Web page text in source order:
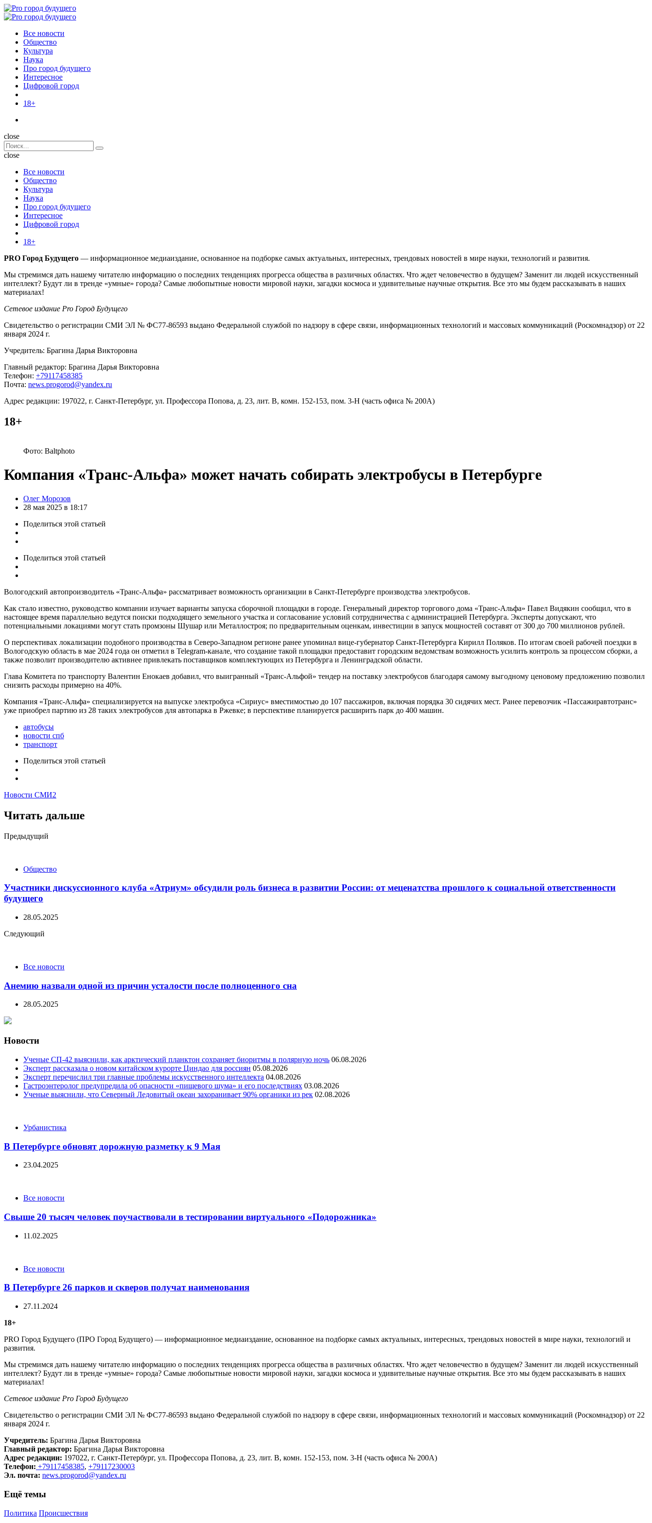
Menu
Поиск
Menu
Pro
Все новости
Общество
Культура
Наука
Про город будущего
Интересное
Цифровой город
18+
Поиск
close
Search
for:
Поиск
close
Все новости
Общество
Культура
Наука
Про город будущего
Интересное
Цифровой город
18+
PRO Город Будущего — информационное медиаиздание, основанное на подборке самых актуальных, интересных, трендовых новостей в мире науки, технологий и развития.
Мы стремимся дать нашему читателю информацию о последних тенденциях прогресса общества в различных областях. Что ждет человечество в будущем? Заменит ли людей искусственный
интеллект? Будут ли в тренде «умные» города? Самые любопытные новости мировой науки, загадки космоса и удивительные научные открытия. Все это мы будем рассказывать в наших
материалах!
Сетевое издание Pro Город Будущего
Свидетельство о регистрации СМИ ЭЛ № ФС77-86593 выдано Федеральной службой по надзору в сфере связи, информационных технологий и массовых коммуникаций (Роскомнадзор) от 22
января 2024 г.
Учредитель: Брагина Дарья Викторовна
Главный редактор: Брагина Дарья Викторовна
Телефон: +79117458385
Почта: news.progorod@yandex.ru
Адрес редакции: 197022, г. Санкт-Петербург, ул. Профессора Попова, д. 23, лит. В, комн. 152-153, пом. 3-Н (часть офиса № 200А)
18+
Фото: Baltphoto
Компания «Транс-Альфа» может начать собирать электробусы в Петербурге
Posted
by
Олег Морозов
28 мая 2025 в 18:17
Поделиться этой статьей
Поделиться этой статьей
Вологодский автопроизводитель «Транс-Альфа» рассматривает возможность организации в Санкт-Петербурге производства электробусов.
Как стало известно, руководство компании изучает варианты запуска сборочной площадки в городе. Генеральный директор торгового дома «Транс-Альфа» Павел Видякин сообщил, что в
настоящее время параллельно ведутся поиски подходящего земельного участка и согласование условий сотрудничества с администрацией Петербурга. Эксперты допускают, что
потенциальными локациями могут стать промзоны Шушар или Металлостроя; по предварительным оценкам, инвестиции в запуск мощностей составят от 300 до 700 миллионов рублей.
О перспективах локализации подобного производства в Северо-Западном регионе ранее упоминал вице-губернатор Санкт-Петербурга Кирилл Поляков. По итогам своей рабочей поездки в
Вологодскую область в мае 2024 года он отметил в Telegram-канале, что создание такой площадки предоставит городским ведомствам возможность усилить контроль за процессом сборки, а
также позволит производителю активнее привлекать поставщиков комплектующих из Петербурга и Ленинградской области.
Глава Комитета по транспорту Валентин Енокаев добавил, что выигранный «Транс-Альфой» тендер на поставку электробусов благодаря самому выгодному ценовому предложению позволил
снизить расходы примерно на 40%.
Компания «Транс-Альфа» специализируется на выпуске электробуса «Сириус» вместимостью до 107 пассажиров, включая порядка 30 сидячих мест. Ранее перевозчик «Пассажиравтотранс»
уже приобрел партию из 28 таких электробусов для автопарка в Ржевке; в перспективе планируется расширить парк до 400 машин.
автобусы
новости спб
транспорт
Поделиться этой статьей
Новости СМИ2
Читать дальше
Post
Предыдущий
Общество
Участники дискуссионного клуба «Атриум» обсудили роль бизнеса в развитии России: от меценатства прошлого к социальной ответственности
будущего
28.05.2025
Следующий
Все новости
Анемию назвали одной из причин усталости после полноценного сна
28.05.2025
Новости
Ученые СП-42 выяснили, как арктический планктон сохраняет биоритмы в полярную ночь 06.08.2026
Эксперт рассказала о новом китайском курорте Циндао для россиян 05.08.2026
Эксперт перечислил три главные проблемы искусственного интеллекта 04.08.2026
Гастроэнтеролог предупредила об опасности «пищевого шума» и его последствиях 03.08.2026
Ученые выяснили, что Северный Ледовитый океан захоранивает 90% органики из рек 02.08.2026
CategoriesУрбанистика
В Петербурге обновят дорожную разметку к 9 Мая
23.04.2025
CategoriesВсе новости
Свыше 20 тысяч человек поучаствовали в тестировании виртуального «Подорожника»
11.02.2025
CategoriesВсе новости
В Петербурге 26 парков и скверов получат наименования
27.11.2024
18+
PRO Город Будущего (ПРО Город Будущего) — информационное медиаиздание, основанное на подборке самых актуальных, интересных, трендовых новостей в мире науки, технологий и
развития.
Мы стремимся дать нашему читателю информацию о последних тенденциях прогресса общества в различных областях. Что ждет человечество в будущем? Заменит ли людей искусственный
интеллект? Будут ли в тренде «умные» города? Самые любопытные новости мировой науки, загадки космоса и удивительные научные открытия. Все это мы будем рассказывать в наших
материалах!
Сетевое издание Рrо Город Будущего
Свидетельство о регистрации СМИ ЭЛ № ФС77-86593 выдано Федеральной службой по надзору в сфере связи, информационных технологий и массовых коммуникаций (Роскомнадзор) от 22
января 2024 г.
Учредитель: Брагина Дарья Викторовна
Главный редактор: Брагина Дарья Викторовна
Адрес редакции: 197022, г. Санкт-Петербург, ул. Профессора Попова, д. 23, лит. В, комн. 152-153, пом. 3-Н (часть офиса № 200А)
Телефон: +79117458385, +79117230003
Эл. почта: news.progorod@yandex.ru
Ещё темы
Политика Происшествия